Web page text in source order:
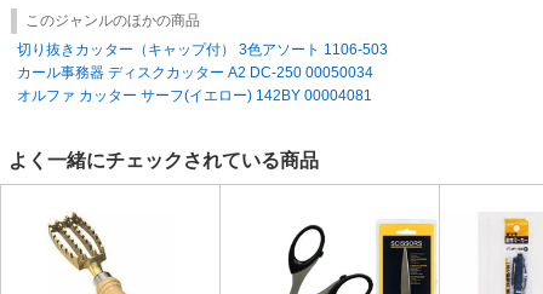
このジャンルのほかの商品
切り抜きカッター（キャップ付） 3色アソート 1106-503
カール事務器 ディスクカッター A2 DC-250 00050034
オルファ カッター サーフ(イエロー) 142BY 00004081
よく一緒にチェックされている商品